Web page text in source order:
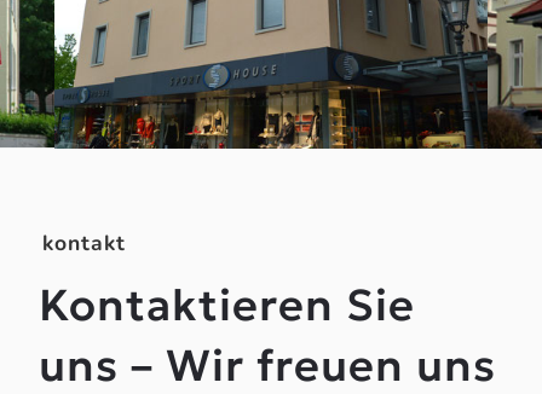
kontakt
Kontaktieren Sie
uns – Wir freuen uns